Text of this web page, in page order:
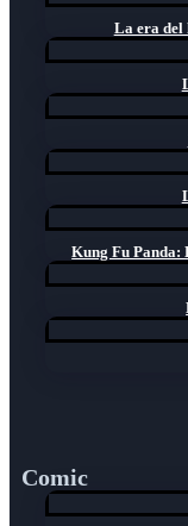
La era del
Kung Fu Panda:
Comic